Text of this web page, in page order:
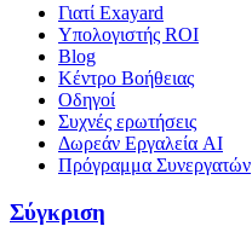
Γιατί Exayard
Υπολογιστής ROI
Blog
Κέντρο Βοήθειας
Οδηγοί
Συχνές ερωτήσεις
Δωρεάν Εργαλεία AI
Πρόγραμμα Συνεργατών
Σύγκριση